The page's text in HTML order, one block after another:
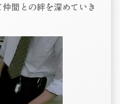
間との絆を深めていき